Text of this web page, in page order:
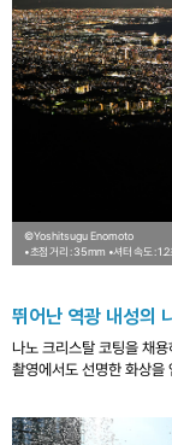
©Yoshitsugu Enomoto
•초점 거리 : 35mm •셔터 속도 : 1.2
뛰어난 역광 내성의
나노 크리스탈 코팅을 채
촬영에서도 선명한 화상을